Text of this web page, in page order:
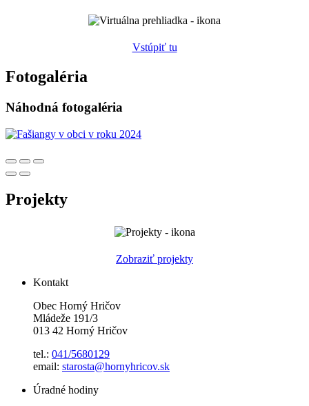
Vstúpiť tu
Fotogaléria
Náhodná fotogaléria
Projekty
Zobraziť projekty
Kontakt
Obec Horný Hričov
Mládeže 191/3
013 42 Horný Hričov
tel.: 041/5680129
email: starosta@hornyhricov.sk
Úradné hodiny